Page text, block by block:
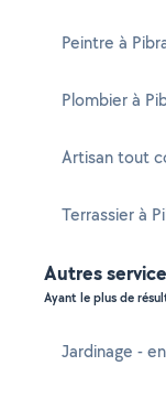
Peintre à
Plombier à
Artisan tout
Terrassier à
Autres
Ayant le plus de
Jardinage -